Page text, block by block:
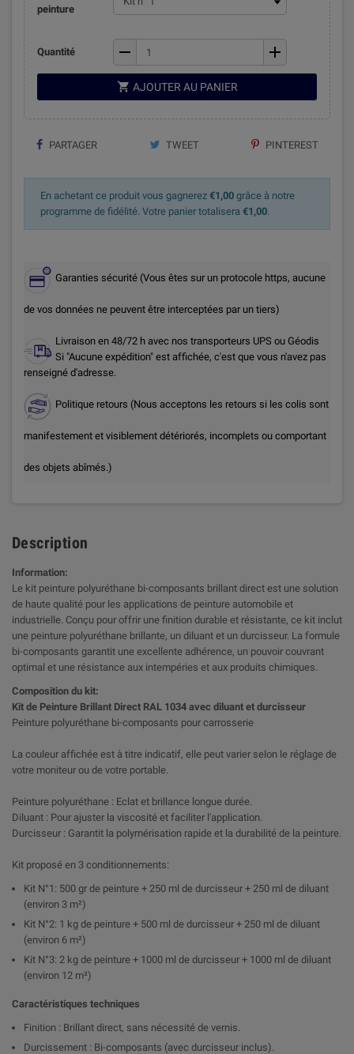
peinture
Quantité remove add
 AJOUTER AU PANIER
PARTAGER TWEET PINTEREST
En achetant ce produit vous gagnerez €1,00 grâce à notre
programme de fidélité. Votre panier totalisera €1,00.
Garanties sécurité (Vous êtes sur un protocole https, aucune
de vos données ne peuvent être interceptées par un tiers)
Livraison en 48/72 h avec nos transporteurs UPS ou Géodis
Si "Aucune expédition" est affichée, c'est que vous n'avez pas
renseigné d'adresse.
Politique retours (Nous acceptons les retours si les colis sont
manifestement et visiblement détériorés, incomplets ou comportant
des objets abîmés.)
Description
Information:
Le kit peinture polyuréthane bi-composants brillant direct est une solution
de haute qualité pour les applications de peinture automobile et
industrielle. Conçu pour offrir une finition durable et résistante, ce kit inclut
une peinture polyuréthane brillante, un diluant et un durcisseur. La formule
bi-composants garantit une excellente adhérence, un pouvoir couvrant
optimal et une résistance aux intempéries et aux produits chimiques.
Composition du kit:
Kit de Peinture Brillant Direct RAL 1034 avec diluant et durcisseur
Peinture polyuréthane bi-composants pour carrosserie
La couleur affichée est à titre indicatif, elle peut varier selon le réglage de
votre moniteur ou de votre portable.
Peinture polyuréthane : Eclat et brillance longue durée.
Diluant : Pour ajuster la viscosité et faciliter l'application.
Durcisseur : Garantit la polymérisation rapide et la durabilité de la peinture.
Kit proposé en 3 conditionnements:
Kit N°1: 500 gr de peinture + 250 ml de durcisseur + 250 ml de diluant
(environ 3 m²)
Kit N°2: 1 kg de peinture + 500 ml de durcisseur + 250 ml de diluant
(environ 6 m²)
Kit N°3: 2 kg de peinture + 1000 ml de durcisseur + 1000 ml de diluant
(environ 12 m²)
Caractéristiques techniques
Finition : Brillant direct, sans nécessité de vernis.
Durcissement : Bi-composants (avec durcisseur inclus).